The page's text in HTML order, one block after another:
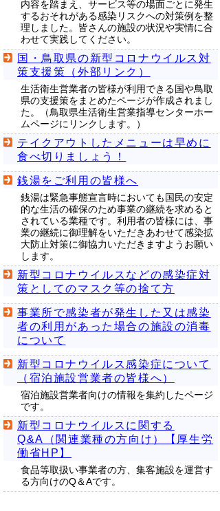
内容を踏まえ、サービス等の場面ごとに発生
するおそれがある感染リスクへの対策例を整
理しました。皆さんの施設の状況や実情に合
わせて実践してください。
国・鳥取県の新型コロナウイルス対
策支援策（外部リンク）
生活衛生営業者の皆様が利用できる国や鳥取
県の支援策をまとめたページが作成されまし
た。（鳥取県生活衛生営業指導センターホー
ムページにリンクします。）
テイクアウトしたメニューは早めに
食べ切りましょう！
銭湯をご利用の皆様へ
銭湯は緊急事態宣言時においても国民の安定
的な生活の確保のため事業の継続を求めると
されている業種です。利用者の皆様には、事
業の継続に御理解をいただきあわせて感染拡
大防止対策に御協力いただきますようお願い
します。
新型コロナウイルスなどの感染症対
策としてのマスク等の捨て方
事業所で感染者が発生した又は感染
者の利用があった場合の施設の消毒
について
新型コロナウイルス感染症について
（宿泊施設営業者の皆様へ）
宿泊施設営業者向けの情報を集約したページ
です。
新型コロナウイルスに関する
Q&A（関連業種の方向け）【厚生労
働省HP】
食品等取扱い事業者の方、集客施設を運営す
る方向けのQ＆Aです。